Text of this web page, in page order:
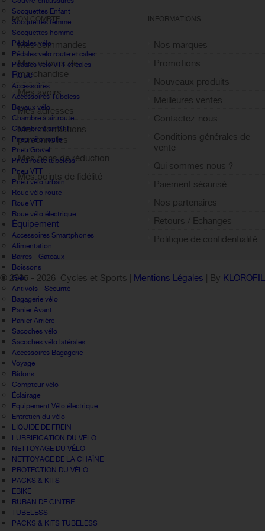
Socquettes Enfant
Socquettes femme
Socquettes homme
Pédales vélo
Pédales velo route et cales
Pédales velo VTT et cales
Roue
Accessoires
Accessoires Tubeless
Boyaux vélo
Chambre à air route
Chambre à air VTT
Pneu vélo route
Pneu Gravel
Pneu route tubeless
Pneu VTT
Pneu vélo urbain
Roue vélo route
Roue VTT
Roue vélo électrique
Équipement
Accessoires Smartphones
Alimentation
Barres - Gateaux
Boissons
Gels
Antivols - Sécurité
Bagagerie vélo
Panier Avant
Panier Arrière
Sacoches vélo
Sacoches vélo latérales
Accessoires Bagagerie
Voyage
Bidons
Compteur vélo
Éclairage
Equipement Vélo électrique
Entretien du vélo
LIQUIDE DE FREIN
LUBRIFICATION DU VÉLO
NETTOYAGE DU VÉLO
NETTOYAGE DE LA CHAÎNE
PROTECTION DU VÉLO
PACKS & KITS
EBIKE
RUBAN DE CINTRE
TUBELESS
PACKS & KITS TUBELESS
MON COMPTE
Mes commandes
Mes retours de
marchandise
Mes avoirs
Mes adresses
Mes informations
personnelles
Mes bons de réduction
Mes points de fidélité
Sign out
INFORMATIONS
Nos marques
Promotions
Nouveaux produits
Meilleures ventes
Contactez-nous
Conditions générales de
vente
Qui sommes nous ?
Paiement sécurisé
Nos partenaires
Retours / Echanges
Politique de confidentialité
© 2005 - 2026 Cycles et Sports | Mentions Légales | By